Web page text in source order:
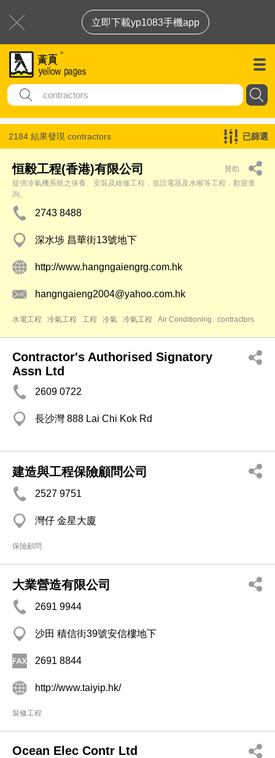
立即下載yp1083手機app
2184 結果發現 contractors 已篩選
恒毅工程(香港)有限公司
贊助
提供冷氣機系統之保養、安裝及維修工程，並設電器及水喉等工程，歡迎查
詢。
2743 8488
深水埗 昌華街13號地下
http://www.hangngaiengrg.com.hk
hangngaieng2004@yahoo.com.hk
水電工程 冷氣工程 工程 冷氣 冷氣工程 Air Conditioning contractors
Contractor's Authorised Signatory
Assn Ltd
2609 0722
長沙灣 888 Lai Chi Kok Rd
建造與工程保險顧問公司
2527 9751
灣仔 金星大廈
保險顧問
大業營造有限公司
2691 9944
沙田 積信街39號安信樓地下
2691 8844
http://www.taiyip.hk/
裝修工程
Ocean Elec Contr Ltd